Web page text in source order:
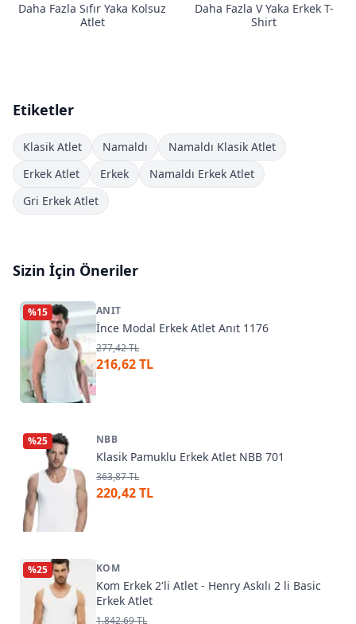
Daha Fazla Sıfır Yaka Kolsuz
Atlet
Daha Fazla V Yaka Erkek T-
Shirt
Etiketler
Klasik Atlet Namaldı
Namaldı Klasik Atlet
Erkek Atlet
Erkek
Namaldı Erkek Atlet
Gri Erkek Atlet
Sizin İçin Öneriler
%15 ANIT
İnce Modal Erkek Atlet Anıt 1176
277,42 TL
216,62 TL
%25 NBB
Klasik Pamuklu Erkek Atlet NBB 701
363,87 TL
220,42 TL
%25 KOM
Kom Erkek 2'li Atlet - Henry Askılı 2 li Basic
Erkek Atlet
1.842,69 TL